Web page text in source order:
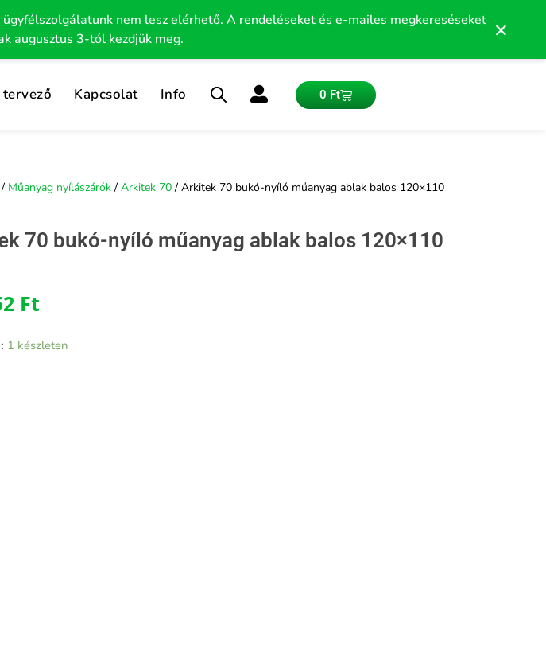
ügyfélszolgálatunk nem lesz elérhető. A rendeléseket és e-mailes megkereséseket
augusztus 3-tól kezdjük meg.
×
Kapcsolat Info 0 FtKosár
/ Műanyag nyílászárók / Arkitek 70 / Arkitek 70 bukó-nyíló műanyag ablak balos 120×110
70 bukó-nyíló műanyag ablak balos 120×110
Ft
1 készleten